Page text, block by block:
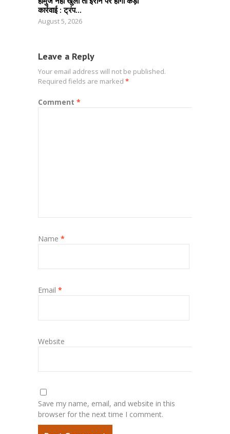
कार्रवाई : ट्रंप...
August 5, 2026
Leave a Reply
Your email address will not be published.
Required fields are marked *
Comment *
Name *
Email *
Website
Save my name, email, and website in this
browser for the next time I comment.